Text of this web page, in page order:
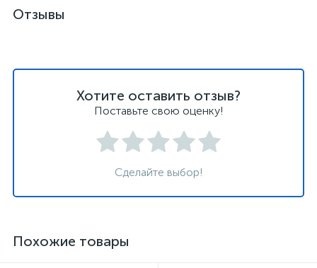
Отзывы
Хотите оставить отзыв?
Поставьте свою оценку!
Сделайте выбор!
Похожие товары